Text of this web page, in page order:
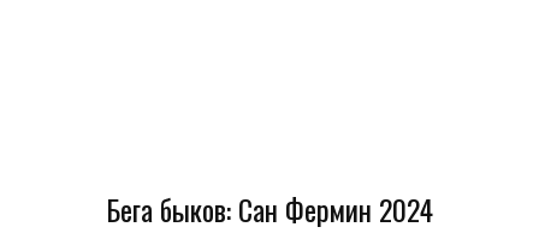
Бега быков: Сан Фермин 2024